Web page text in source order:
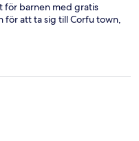
för barnen med gratis
för att ta sig till Corfu town,